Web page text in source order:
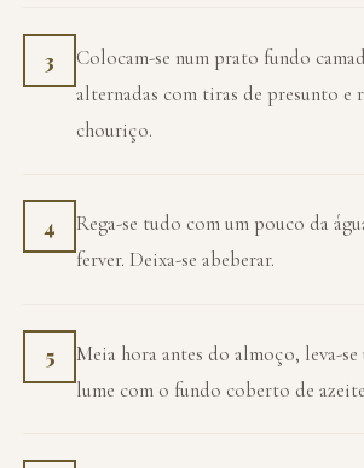
3
Colocam-se num prato fundo
alternadas com tiras de presunto e
chouriço.
4
Rega-se tudo com um pouco da
ferver. Deixa-se abeberar.
5
Meia hora antes do almoço, leva-
lume com o fundo coberto de